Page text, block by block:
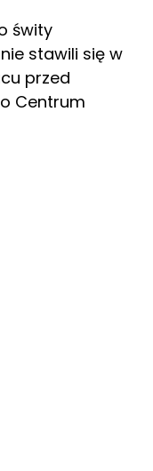
świty
stawili się w
przed
Centrum